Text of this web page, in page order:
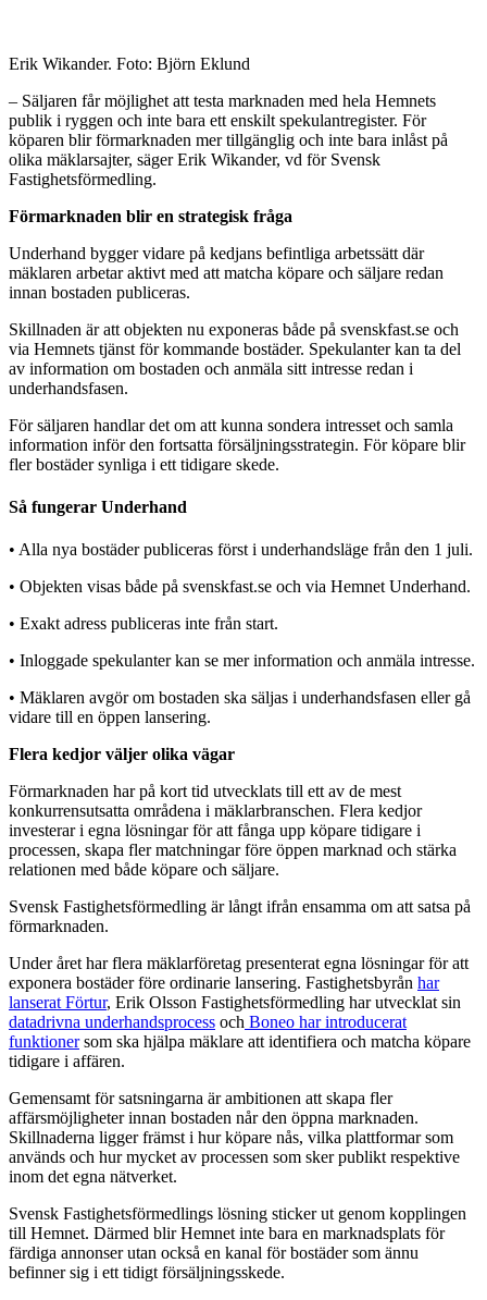
Erik Wikander. Foto: Björn Eklund
– Säljaren får möjlighet att testa marknaden med hela Hemnets
publik i ryggen och inte bara ett enskilt spekulantregister. För
köparen blir förmarknaden mer tillgänglig och inte bara inlåst på
olika mäklarsajter, säger Erik Wikander, vd för Svensk
Fastighetsförmedling.
Förmarknaden blir en strategisk fråga
Underhand bygger vidare på kedjans befintliga arbetssätt där
mäklaren arbetar aktivt med att matcha köpare och säljare redan
innan bostaden publiceras.
Skillnaden är att objekten nu exponeras både på svenskfast.se och
via Hemnets tjänst för kommande bostäder. Spekulanter kan ta del
av information om bostaden och anmäla sitt intresse redan i
underhandsfasen.
För säljaren handlar det om att kunna sondera intresset och samla
information inför den fortsatta försäljningsstrategin. För köpare blir
fler bostäder synliga i ett tidigare skede.
Så fungerar Underhand
• Alla nya bostäder publiceras först i underhandsläge från den 1 juli.
• Objekten visas både på svenskfast.se och via Hemnet Underhand.
• Exakt adress publiceras inte från start.
• Inloggade spekulanter kan se mer information och anmäla intresse.
• Mäklaren avgör om bostaden ska säljas i underhandsfasen eller gå
vidare till en öppen lansering.
Flera kedjor väljer olika vägar
Förmarknaden har på kort tid utvecklats till ett av de mest
konkurrensutsatta områdena i mäklarbranschen. Flera kedjor
investerar i egna lösningar för att fånga upp köpare tidigare i
processen, skapa fler matchningar före öppen marknad och stärka
relationen med både köpare och säljare.
Svensk Fastighetsförmedling är långt ifrån ensamma om att satsa på
förmarknaden.
Under året har flera mäklarföretag presenterat egna lösningar för att
exponera bostäder före ordinarie lansering. Fastighetsbyrån har
lanserat Förtur, Erik Olsson Fastighetsförmedling har utvecklat sin
datadrivna underhandsprocess och Boneo har introducerat
funktionersom ska hjälpa mäklare att identifiera och matcha köpare
tidigare i affären.
Gemensamt för satsningarna är ambitionen att skapa fler
affärsmöjligheter innan bostaden når den öppna marknaden.
Skillnaderna ligger främst i hur köpare nås, vilka plattformar som
används och hur mycket av processen som sker publikt respektive
inom det egna nätverket.
Svensk Fastighetsförmedlings lösning sticker ut genom kopplingen
till Hemnet. Därmed blir Hemnet inte bara en marknadsplats för
färdiga annonser utan också en kanal för bostäder som ännu
befinner sig i ett tidigt försäljningsskede.